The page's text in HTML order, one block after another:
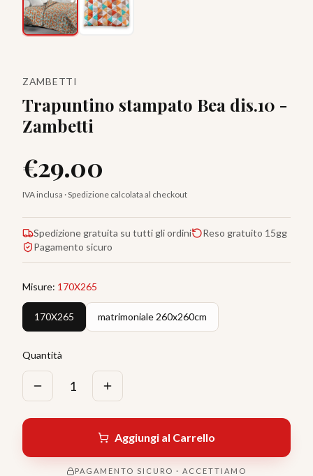
ZAMBETTI
Trapuntino stampato Bea dis.10 -
Zambetti
€29.00
IVA inclusa · Spedizione calcolata al checkout
Spedizione gratuita su tutti gli ordini
Reso gratuito 15gg
Pagamento sicuro
Misure: 170X265
170X265 matrimoniale 260x260cm
Quantità
1
Aggiungi al Carrello
PAGAMENTO SICURO · ACCETTIAMO